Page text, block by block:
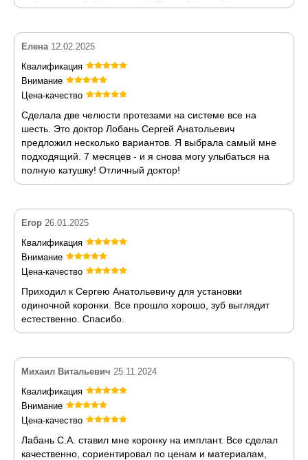
Елена 12.02.2025
Квалификация
Внимание
Цена-качество
Сделала две челюсти протезами на системе все на
шесть. Это доктор Лобань Сергей Анатольевич
предложил несколько вариантов. Я выбрала самый мне
подходящий. 7 месяцев - и я снова могу улыбаться на
полную катушку! Отличный доктор!
Егор 26.01.2025
Квалификация
Внимание
Цена-качество
Приходил к Сергею Анатольевичу для установки
одиночной коронки. Все прошло хорошо, зуб выглядит
естественно. Спасибо.
Михаил Витальевич 25.11.2024
Квалификация
Внимание
Цена-качество
Лабань С.А. ставил мне коронку на имплант. Все сделал
качественно, сориентировал по ценам и материалам,